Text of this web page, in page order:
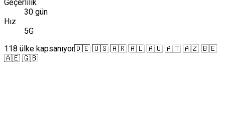
Geçerlilik
30 gün
Hız
5G
118 ülke kapsanıyor🇩🇪 🇺🇸 🇦🇷 🇦🇱 🇦🇺 🇦🇹 🇦🇿 🇧🇪
🇦🇪 🇬🇧